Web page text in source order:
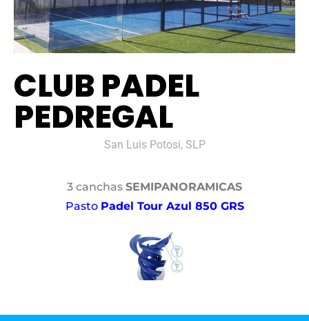
CLUB PADEL
PEDREGAL
San Luis Potosi, SLP
3 canchas SEMIPANORAMICAS
Pasto Padel Tour Azul 850 GRS